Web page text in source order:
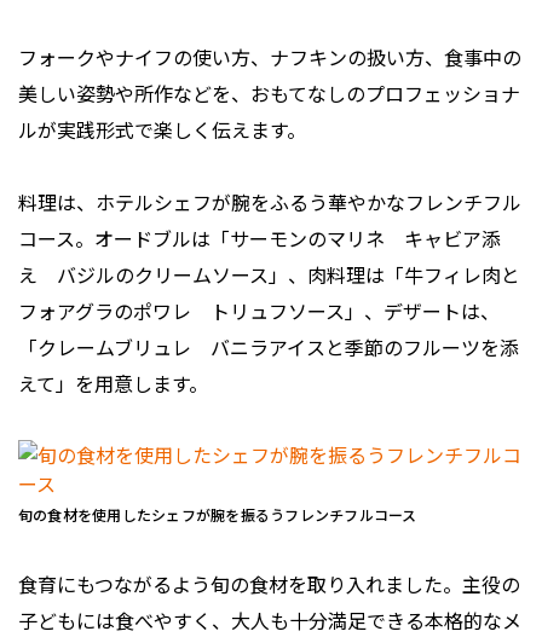
フォークやナイフの使い方、ナフキンの扱い方、食事中の
美しい姿勢や所作などを、おもてなしのプロフェッショナ
ルが実践形式で楽しく伝えます。
料理は、ホテルシェフが腕をふるう華やかなフレンチフル
コース。オードブルは「サーモンのマリネ キャビア添
え バジルのクリームソース」、肉料理は「牛フィレ肉と
フォアグラのポワレ トリュフソース」、デザートは、
「クレームブリュレ バニラアイスと季節のフルーツを添
えて」を用意します。
旬の食材を使用したシェフが腕を振るうフレンチフルコース
食育にもつながるよう旬の食材を取り入れました。主役の
子どもには食べやすく、大人も十分満足できる本格的なメ